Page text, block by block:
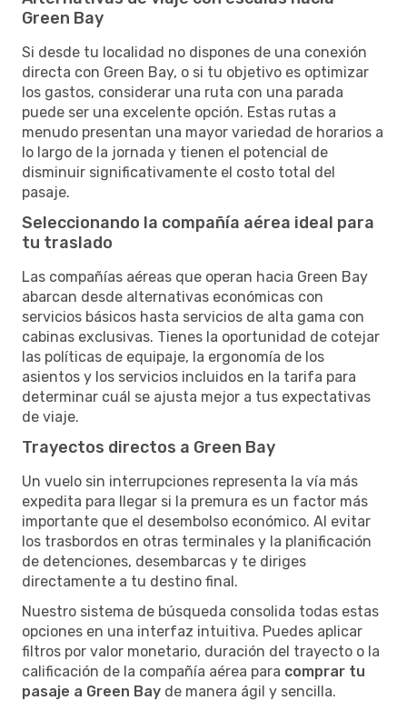
Green Bay
Si desde tu localidad no dispones de una conexión
directa con Green Bay, o si tu objetivo es optimizar
los gastos, considerar una ruta con una parada
puede ser una excelente opción. Estas rutas a
menudo presentan una mayor variedad de horarios a
lo largo de la jornada y tienen el potencial de
disminuir significativamente el costo total del
pasaje.
Seleccionando la compañía aérea ideal para
tu traslado
Las compañías aéreas que operan hacia Green Bay
abarcan desde alternativas económicas con
servicios básicos hasta servicios de alta gama con
cabinas exclusivas. Tienes la oportunidad de cotejar
las políticas de equipaje, la ergonomía de los
asientos y los servicios incluidos en la tarifa para
determinar cuál se ajusta mejor a tus expectativas
de viaje.
Trayectos directos a Green Bay
Un vuelo sin interrupciones representa la vía más
expedita para llegar si la premura es un factor más
importante que el desembolso económico. Al evitar
los trasbordos en otras terminales y la planificación
de detenciones, desembarcas y te diriges
directamente a tu destino final.
Nuestro sistema de búsqueda consolida todas estas
opciones en una interfaz intuitiva. Puedes aplicar
filtros por valor monetario, duración del trayecto o la
calificación de la compañía aérea para comprar tu
pasaje a Green Bay de manera ágil y sencilla.